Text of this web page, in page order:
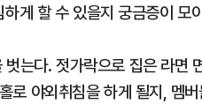
게 할 수 있을지 궁금증이 모
는다. 젓가락으로 집은 라면
로 야외취침을 하게 될지, 멤